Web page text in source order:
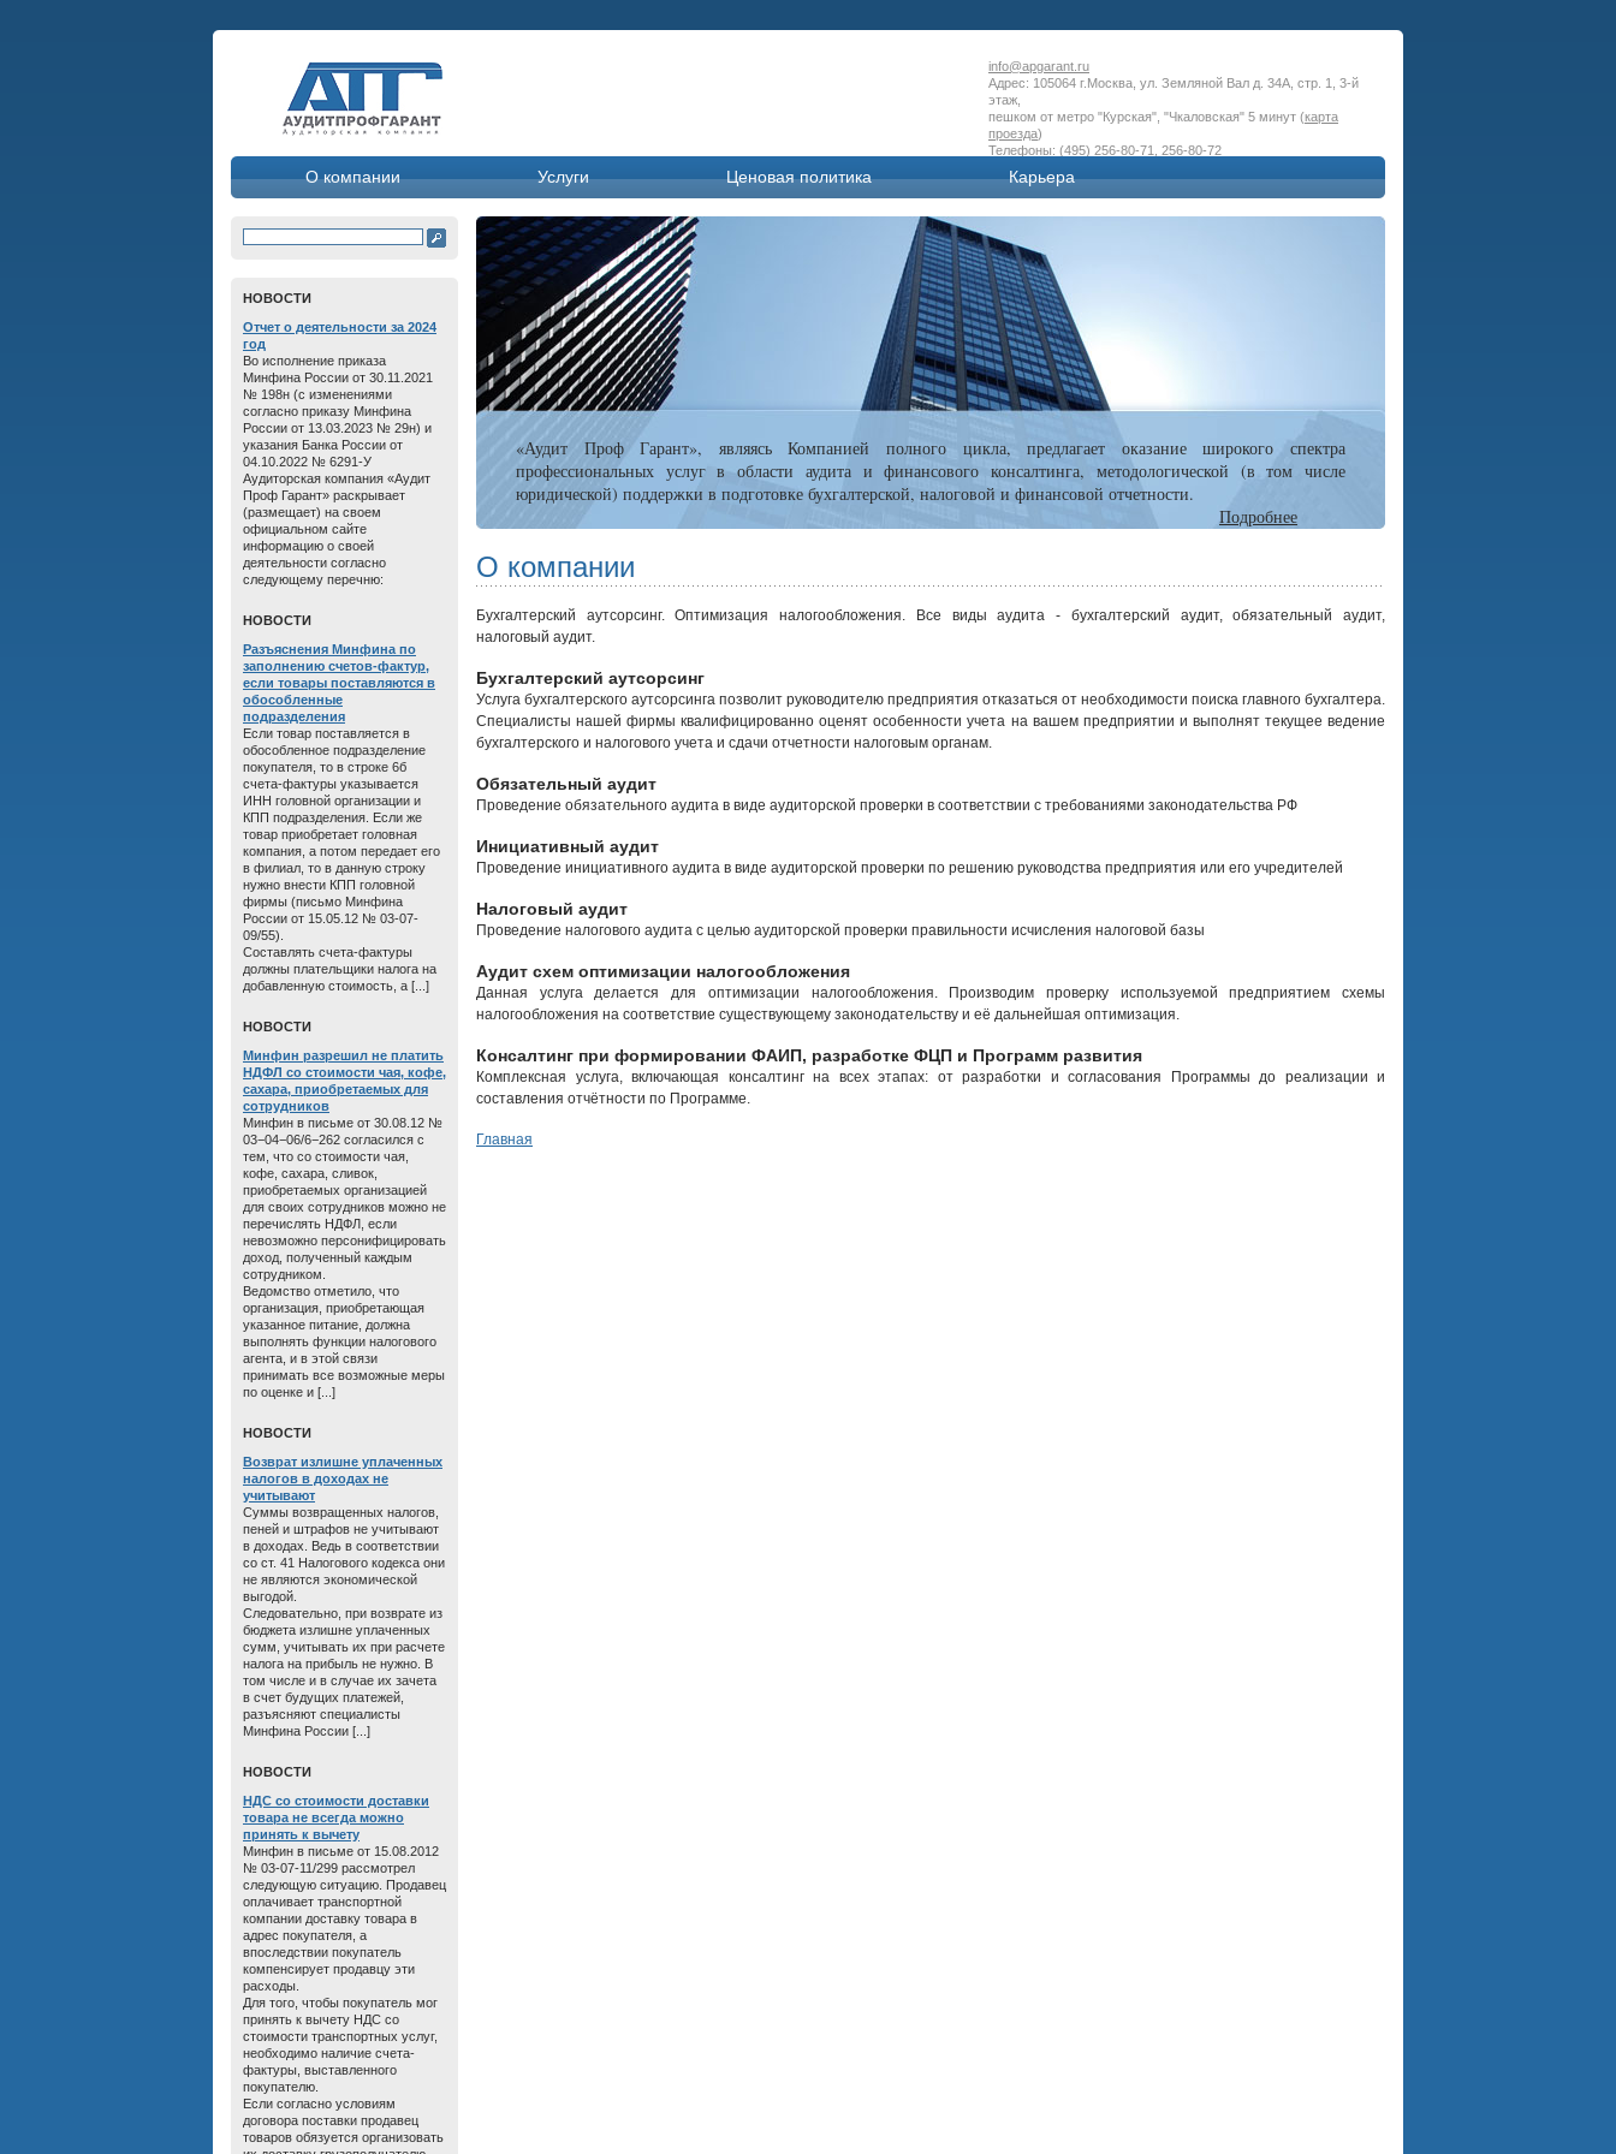
info@apgarant.ru
Адрес: 105064 г.Москва, ул. Земляной Вал д. 34А, стр. 1, 3-й
этаж,
пешком от метро "Курская", "Чкаловская" 5 минут (карта
проезда)
Телефоны: (495) 256-80-71, 256-80-72
О компании Услуги Ценовая политика Карьера
«Аудит Проф Гарант», являясь Компанией полного цикла, предлагает оказание широкого спектра
профессиональных услуг в области аудита и финансового консалтинга, методологической (в том числе
юридической) поддержки в подготовке бухгалтерской, налоговой и финансовой отчетности.
Подробнее
О компании
Бухгалтерский аутсорсинг. Оптимизация налогообложения. Все виды аудита - бухгалтерский аудит, обязательный аудит,
налоговый аудит.
Бухгалтерский аутсорсинг
Услуга бухгалтерского аутсорсинга позволит руководителю предприятия отказаться от необходимости поиска главного бухгалтера.
Специалисты нашей фирмы квалифицированно оценят особенности учета на вашем предприятии и выполнят текущее ведение
бухгалтерского и налогового учета и сдачи отчетности налоговым органам.
Обязательный аудит
Проведение обязательного аудита в виде аудиторской проверки в соответствии с требованиями законодательства РФ
Инициативный аудит
Проведение инициативного аудита в виде аудиторской проверки по решению руководства предприятия или его учредителей
Налоговый аудит
Проведение налогового аудита с целью аудиторской проверки правильности исчисления налоговой базы
Аудит схем оптимизации налогообложения
Данная услуга делается для оптимизации налогообложения. Производим проверку используемой предприятием схемы
налогообложения на соответствие существующему законодательству и её дальнейшая оптимизация.
Консалтинг при формировании ФАИП, разработке ФЦП и Программ развития
Комплексная услуга, включающая консалтинг на всех этапах: от разработки и согласования Программы до реализации и
составления отчётности по Программе.
Главная
HОВОСТИ
Отчет о дeятельнoсти зa 2024
год
Во исполнение приказа
Минфина России от 30.11.2021
№ 198н (с изменениями
согласно приказу Минфина
России от 13.03.2023 № 29н) и
указания Банка России от
04.10.2022 № 6291-У
Аудиторская компания «Аудит
Проф Гарант» раскрывает
(размещает) на своем
официальном сайте
информацию о своей
деятельности согласно
следующему перечню:
HОВОСТИ
Разъяснения Минфина по
заполнению счетов-фактур,
если товары поставляются в
обособленные
подразделения
Если товар поставляется в
обособленное подразделение
покупателя, то в строке 6б
счета-фактуры указывается
ИНН головной организации и
КПП подразделения. Если же
товар приобретает головная
компания, а потом передает его
в филиал, то в данную строку
нужно внести КПП головной
фирмы (письмо Минфина
России от 15.05.12 № 03-07-
09/55).
Составлять счета-фактуры
должны плательщики налога на
добавленную стоимость, а [...]
HОВОСТИ
Минфин разрешил не платить
НДФЛ со стоимости чая, кофе,
сахара, приобретаемых для
сотрудников
Минфин в письме от 30.08.12 №
03−04−06/6−262 согласился с
тем, что со стоимости чая,
кофе, сахара, сливок,
приобретаемых организацией
для своих сотрудников можно не
перечислять НДФЛ, если
невозможно персонифицировать
доход, полученный каждым
сотрудником.
Ведомство отметило, что
организация, приобретающая
указанное питание, должна
выполнять функции налогового
агента, и в этой связи
принимать все возможные меры
по оценке и [...]
HОВОСТИ
Возврат излишне уплаченных
налогов в доходах не
учитывают
Суммы возвращенных налогов,
пеней и штрафов не учитывают
в доходах. Ведь в соответствии
со ст. 41 Налогового кодекса они
не являются экономической
выгодой.
Следовательно, при возврате из
бюджета излишне уплаченных
сумм, учитывать их при расчете
налога на прибыль не нужно. В
том числе и в случае их зачета
в счет будущих платежей,
разъясняют специалисты
Минфина России [...]
HОВОСТИ
НДС со стоимости доставки
товара не всегда можно
принять к вычету
Минфин в письме от 15.08.2012
№ 03-07-11/299 рассмотрел
следующую ситуацию. Продавец
оплачивает транспортной
компании доставку товара в
адрес покупателя, а
впоследствии покупатель
компенсирует продавцу эти
расходы.
Для того, чтобы покупатель мог
принять к вычету НДС со
стоимости транспортных услуг,
необходимо наличие счета-
фактуры, выставленного
покупателю.
Если согласно условиям
договора поставки продавец
товаров обязуется организовать